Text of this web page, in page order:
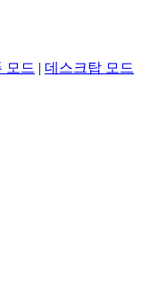
모드 | 데스크탑 모드